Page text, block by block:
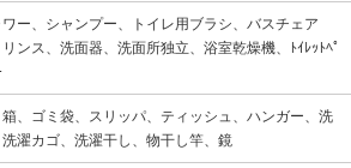
ワー、シャンプー、トイレ用ブラシ、バスチェア
ンス、洗面器、洗面所独立、浴室乾燥機、ﾄｲﾚｯﾄﾍﾟ
箱、ゴミ袋、スリッパ、ティッシュ、ハンガー、洗
濯カゴ、洗濯干し、物干し竿、鏡